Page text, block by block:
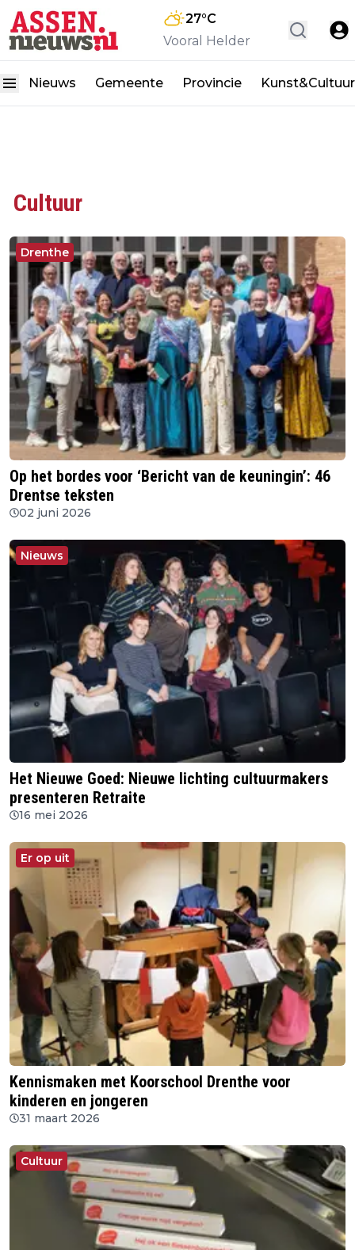
27°C
Vooral Helder
Nieuws Gemeente Provincie Kunst&Cultuur
Cultuur
Drenthe
Op het bordes voor ‘Bericht van de keuningin’: 46
Drentse teksten
02 juni 2026
Nieuws
Het Nieuwe Goed: Nieuwe lichting cultuurmakers
presenteren Retraite
16 mei 2026
Er op uit
Kennismaken met Koorschool Drenthe voor
kinderen en jongeren
31 maart 2026
Cultuur